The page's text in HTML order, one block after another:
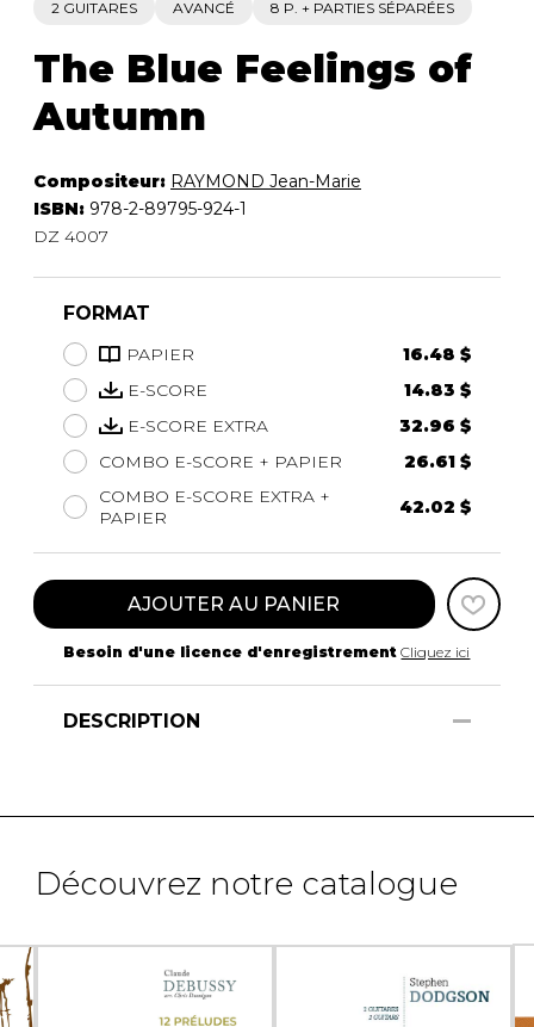
2 GUITARES AVANCÉ 8 P. + PARTIES SÉPARÉES
The Blue Feelings of
Autumn
Compositeur: RAYMOND Jean-Marie
ISBN: 978-2-89795-924-1
DZ 4007
FORMAT
PAPIER
16.48 $
E-SCORE
14.83 $
E-SCORE EXTRA
32.96 $
COMBO E-SCORE + PAPIER
26.61 $
COMBO E-SCORE EXTRA +
PAPIER
42.02 $
AJOUTER AU PANIER
Besoin d'une licence d'enregistrement Cliquez ici
DESCRIPTION
Découvrez notre catalogue